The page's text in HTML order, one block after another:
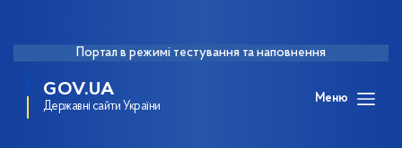
Портал в режимі тестування та наповнення
GOV.UA
Державні сайти України
Меню